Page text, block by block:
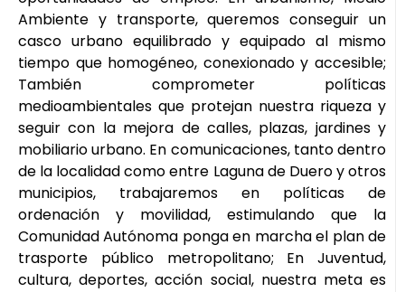
Ambiente y transporte, queremos conseguir un
casco urbano equilibrado y equipado al mismo
tiempo que homogéneo, conexionado y accesible;
También comprometer políticas
medioambientales que protejan nuestra riqueza y
seguir con la mejora de calles, plazas, jardines y
mobiliario urbano. En comunicaciones, tanto dentro
de la localidad como entre Laguna de Duero y otros
municipios, trabajaremos en políticas de
ordenación y movilidad, estimulando que la
Comunidad Autónoma ponga en marcha el plan de
trasporte público metropolitano; En Juventud,
cultura, deportes, acción social, nuestra meta es